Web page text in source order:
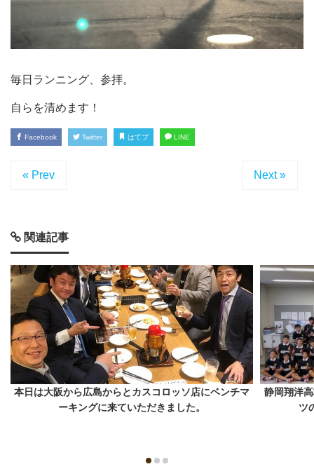
毎日ランニング、参拝。
自らを清めます！
Facebook Twitter はてブ LINE
« Prev Next »
関連記事
本日は大阪から広島からとカスコロッソ店にベンチマ
ーキングに来ていただきました。
静岡翔洋
ツ